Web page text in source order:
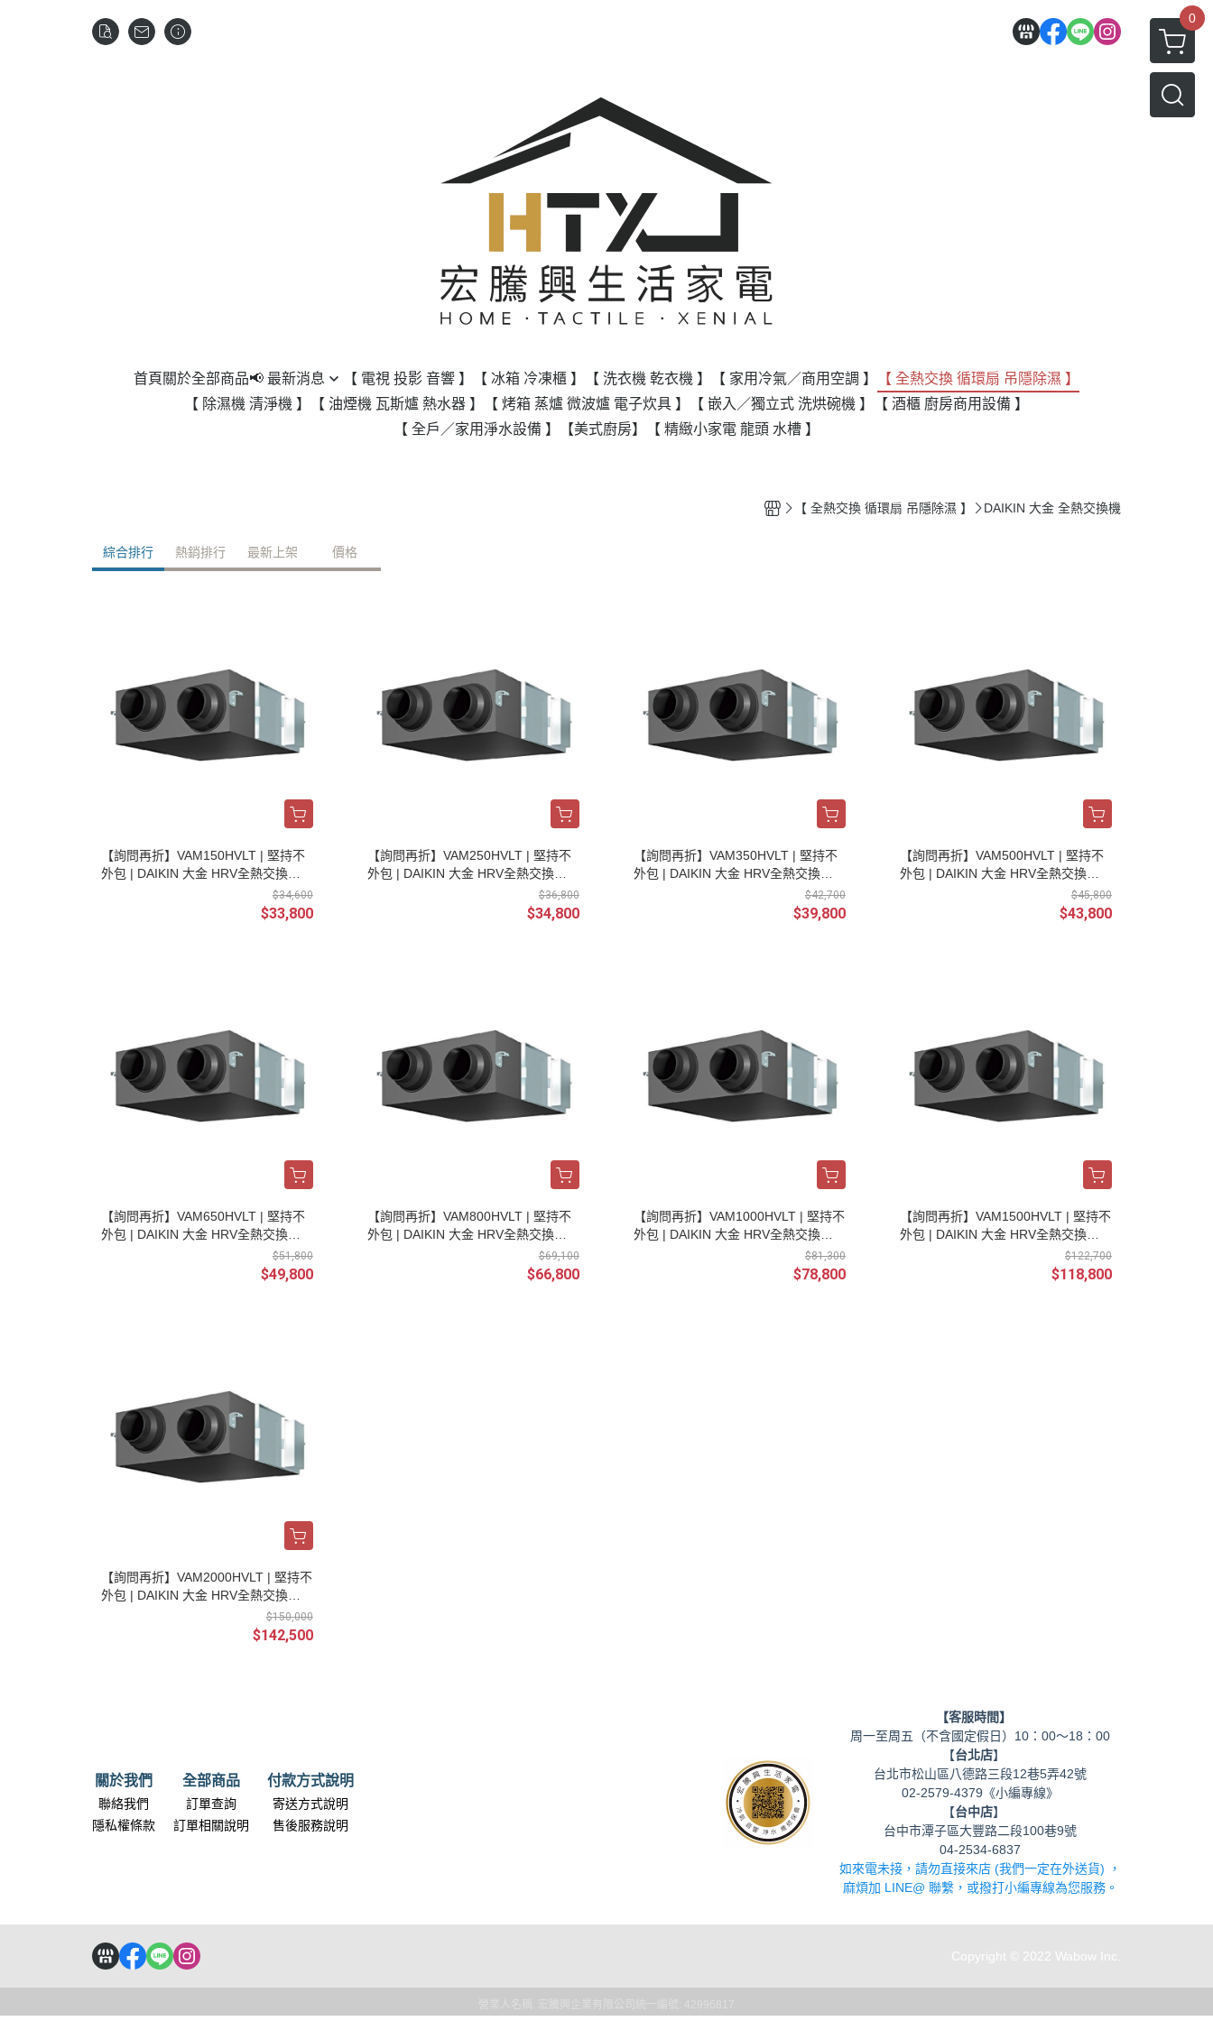
0
首頁 關於全部商品📢 最新消息 【 電視 投影 音響 】 【 冰箱 冷凍櫃 】 【 洗衣機 乾衣機 】 【 家用冷氣／商用空調 】
【 全熱交換 循環扇 吊隱除濕 】
【 除濕機 清淨機 】
【 油煙機 瓦斯爐 熱水器 】 【 烤箱 蒸爐 微波爐 電子炊具 】 【 嵌入／獨立式 洗烘碗機 】
【 酒櫃 廚房商用設備 】
【 全戶／家用淨水設備 】
【美式廚房】 【 精緻小家電 龍頭 水槽 】
【 全熱交換 循環扇 吊隱除濕 】 DAIKIN 大金 全熱交換機
綜合排行 熱銷排行 最新上架 價格
【詢問再折】VAM150HVLT | 堅持不
外包 | DAIKIN 大金 HRV全熱交換器
(單相/220V) 新風換氣機(不含控制器
$34,600
$33,800
【詢問再折】VAM250HVLT | 堅持不
外包 | DAIKIN 大金 HRV全熱交換器
(單相/220V) 新風換氣機(不含控制器
$36,800
$34,800
【詢問再折】VAM350HVLT | 堅持不
外包 | DAIKIN 大金 HRV全熱交換器
(單相/220V) 新風換氣機(不含控制器
$42,700
$39,800
【詢問再折】VAM500HVLT | 堅持不
外包 | DAIKIN 大金 HRV全熱交換器
(單相/220V) 新風換氣機(不含控制器
$45,800
$43,800
【詢問再折】VAM650HVLT | 堅持不
外包 | DAIKIN 大金 HRV全熱交換器
(單相/220V) 新風換氣機(不含控制器
$51,800
$49,800
【詢問再折】VAM800HVLT | 堅持不
外包 | DAIKIN 大金 HRV全熱交換器
(單相/220V) 新風換氣機(不含控制器
$69,100
$66,800
【詢問再折】VAM1000HVLT | 堅持不
外包 | DAIKIN 大金 HRV全熱交換器
(單相/220V) 新風換氣機(不含控制器
$81,300
$78,800
【詢問再折】VAM1500HVLT | 堅持不
外包 | DAIKIN 大金 HRV全熱交換器
(單相/220V) 新風換氣機(不含控制器
$122,700
$118,800
【詢問再折】VAM2000HVLT | 堅持不
外包 | DAIKIN 大金 HRV全熱交換器
(單相/220V) 新風換氣機(不含控制器
$150,000
$142,500
關於我們
聯絡我們
隱私權條款
全部商品
訂單查詢
訂單相關說明
付款方式說明
寄送方式說明
售後服務說明
【客服時間】
周一至周五（不含國定假日）10：00～18：00
【台北店】
台北市松山區八德路三段12巷5弄42號
02-2579-4379《小編專線》
【台中店】
台中市潭子區大豐路二段100巷9號
04-2534-6837
如來電未接，請勿直接來店 (我們一定在外送貨) ，
麻煩加 LINE@ 聯繫，或撥打小編專線為您服務。
Copyright © 2022 Wabow Inc.